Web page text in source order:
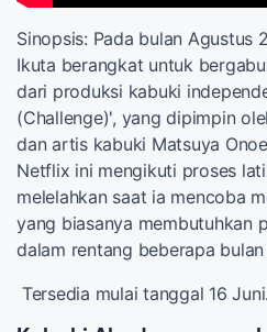
Sinopsis: Pada bulan Agustus
Ikuta berangkat untuk
dari produksi kabuki
(Challenge)', yang dipimpin
dan artis kabuki Matsuya
Netflix ini mengikuti proses
melelahkan saat ia mencoba
yang biasanya membutuhkan
dalam rentang beberapa
Tersedia mulai tanggal 16 Juni.